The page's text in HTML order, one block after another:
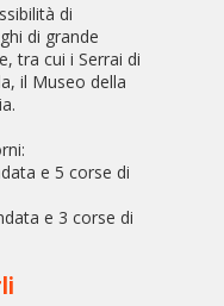
di
di grande
tra cui i Serrai di
il Museo della
e 5 corse di
e 3 corse di